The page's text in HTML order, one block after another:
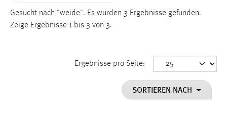
Gesucht nach "weide". Es wurden 3 Ergebnisse gefunden.
Zeige Ergebnisse 1 bis 3 von 3.
Ergebnisse pro Seite:
SORTIEREN NACH
cookie_consent
Zweck:
Cookie Laufzeit: